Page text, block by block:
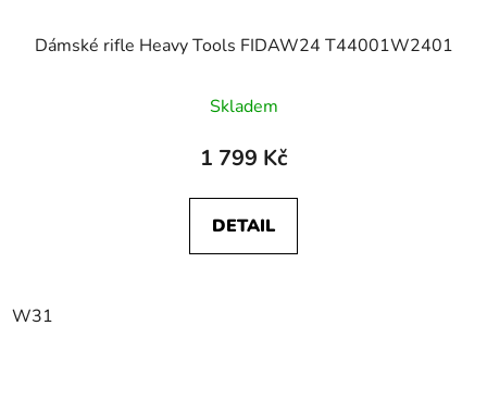
Dámské rifle Heavy Tools FIDAW24 T44001W2401
Skladem
1 799 Kč
DETAIL
W31